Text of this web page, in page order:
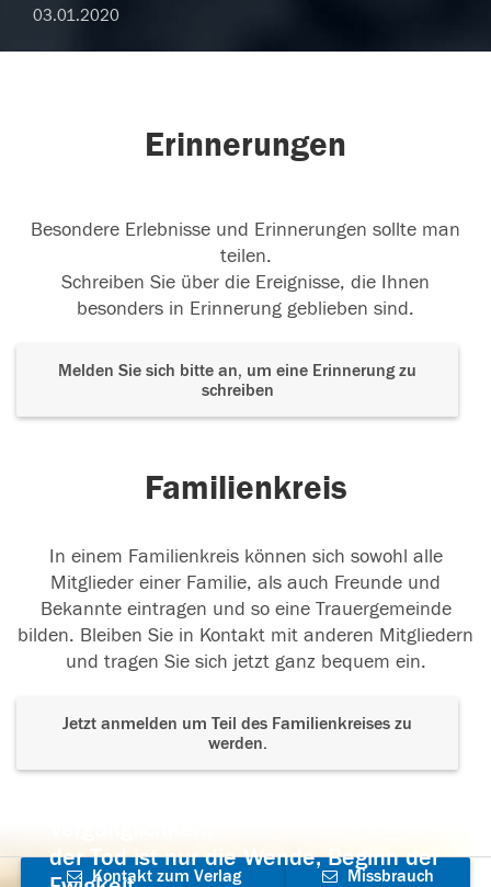
03.01.2020
Erinnerungen
Besondere Erlebnisse und Erinnerungen sollte man
teilen.
Schreiben Sie über die Ereignisse, die Ihnen
besonders in Erinnerung geblieben sind.
Melden Sie sich bitte an, um eine Erinnerung zu
schreiben
Familienkreis
In einem Familienkreis können sich sowohl alle
Mitglieder einer Familie, als auch Freunde und
Bekannte eintragen und so eine Trauergemeinde
bilden. Bleiben Sie in Kontakt mit anderen Mitgliedern
und tragen Sie sich jetzt ganz bequem ein.
Jetzt anmelden um Teil des Familienkreises zu
werden.
der Tod ist nur die Wende, Beginn der
Kontakt zum Verlag Missbrauch